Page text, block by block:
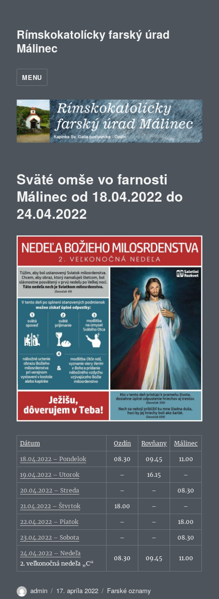
Rímskokatolícky farský úrad
Málinec
MENU
Sväté omše vo farnosti
Málinec od 18.04.2022 do
24.04.2022
Dátum Ozdín Rovňany Málinec
18.04.2022 – Pondelok 08.30 09.45 11.00
19.04.2022 – Utorok – 16.15 –
20.04.2022 – Streda – – 08.30
21.04.2022 – Štvrtok 18.00 – –
22.04.2022 – Piatok – – 18.00
23.04.2022 – Sobota – – 08.30
24.04.2022 – Nedeľa
2. veľkonočná nedeľa „C“
08.30 09.45 11.00
Autor
admin Publikované
17. apríla 2022 Kategórie
Farské oznamy